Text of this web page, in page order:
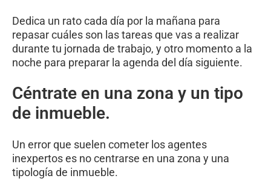
Dedica un rato cada día por la mañana para
repasar cuáles son las tareas que vas a realizar
durante tu jornada de trabajo, y otro momento a la
noche para preparar la agenda del día siguiente.
Céntrate en una zona y un tipo
de inmueble.
Un error que suelen cometer los agentes
inexpertos es no centrarse en una zona y una
tipología de inmueble.